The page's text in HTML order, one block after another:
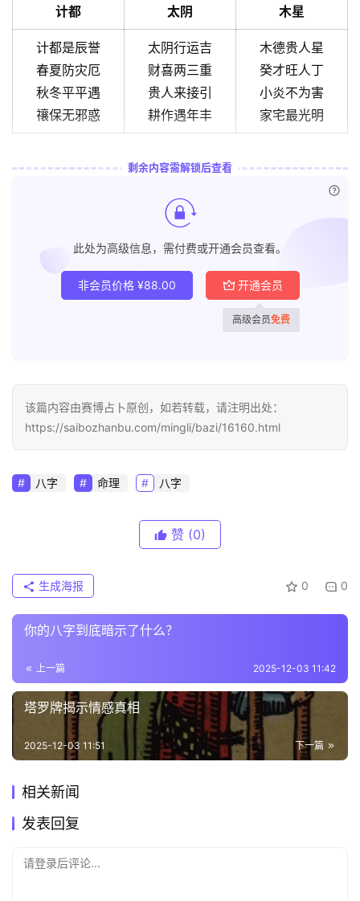
计都 太阴 木星
计都是辰誉
春夏防灾厄
秋冬平平遇
禳保无邪惑
太阴行运吉
财喜两三重
贵人来接引
耕作遇年丰
木德贵人星
癸才旺人丁
小炎不为害
家宅最光明
剩余内容需解锁后查看
此处为高级信息，需付费或开通会员查看。
非会员价格 ¥88.00 开通会员
高级会员免费
该篇内容由赛博占卜原创，如若转载，请注明出处：
https://saibozhanbu.com/mingli/bazi/16160.html
八字 命理 八字
赞 (0)
0 0
生成海报
你的八字到底暗示了什么？
上一篇 2025-12-03 11:42
塔罗牌揭示情感真相
下一篇
2025-12-03 11:51
相关新闻
发表回复
请登录后评论...